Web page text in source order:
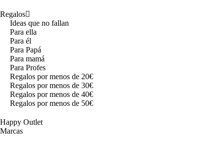
Regalos
Ideas que no fallan
Para ella
Para él
Para Papá
Para mamá
Para Profes
Regalos por menos de 20€
Regalos por menos de 30€
Regalos por menos de 40€
Regalos por menos de 50€
Happy Outlet
Marcas